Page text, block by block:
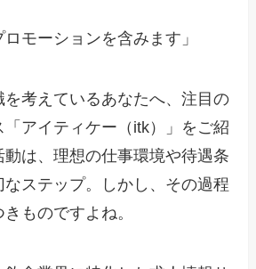
ロモーションを含みます」
考えているあなたへ、注目の
アイティケー（itk）」をご紹
は、理想の仕事環境や待遇条
ステップ。しかし、その過程
ものですよね。